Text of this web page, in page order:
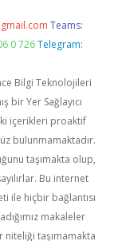
Teams:
0 726 Telegram:
Bilgi Teknolojileri
bir Yer Sağlayıcı
içerikleri proaktif
bulunmamaktadır.
taşımakta olup,
Bu internet
ile hiçbir bağlantısı
makaleler
niteliği taşımamakta